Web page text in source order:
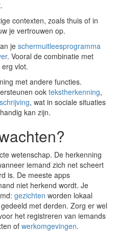
contexten, zoals thuis of in
je vertrouwen op.
je schermuitleesprogramma
. Vooral de combinatie met
vlot.
met andere functies.
ook tekstherkenning,
, wat in sociale situaties
kan zijn.
wetenschap. De herkenning
iemand zich net scheert
is. De meeste apps
niet herkend wordt. Je
gezichten worden lokaal
met derden. Zorg er wel
het registreren van iemands
ofwerkomgevingen.